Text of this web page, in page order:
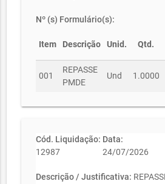
Nº (s) Formulário(s):
Item Descrição Unid. Qtd.
001
REPASSE
PMDE
Und 1.0000
Cód. Liquidação:
12987
Data:
24/07/2026
Descrição / Justificativa: